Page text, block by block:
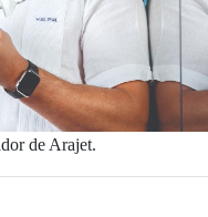
de Arajet.